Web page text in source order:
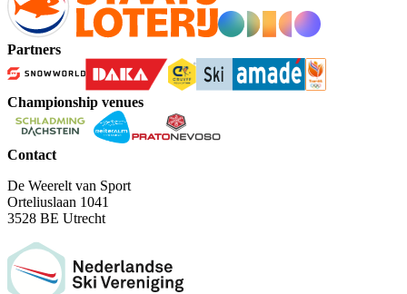
Partners
Championship venues
Contact
De Weerelt van Sport
Orteliuslaan 1041
3528 BE Utrecht